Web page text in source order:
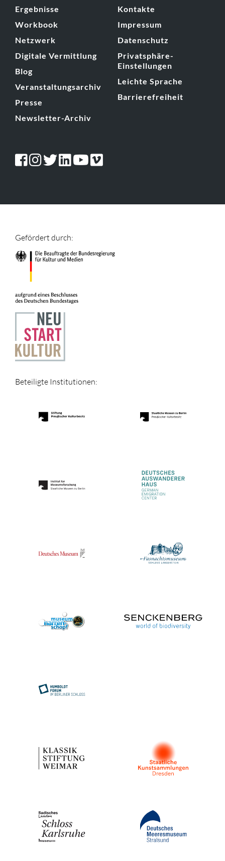
Ergebnisse
Workbook
Netzwerk
Digitale Vermittlung
Blog
Veranstaltungsarchiv
Presse
Newsletter-Archiv
Kontakte
Impressum
Datenschutz
Privatsphäre-
Einstellungen
Leichte Sprache
Barrierefreiheit
Gefördert durch:
Beteiligte Institutionen: